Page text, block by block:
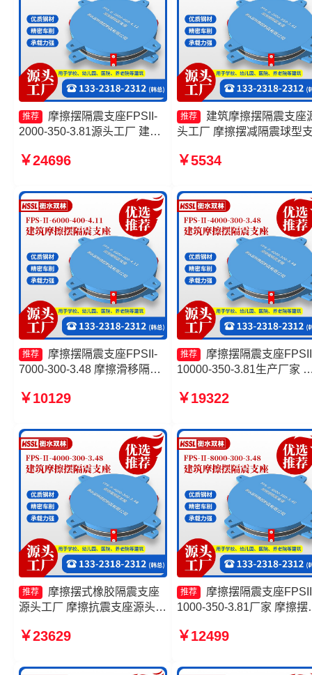
推荐
摩擦摆隔震支座FPSII-
2000-350-3.81源头工厂 建筑
擦摆隔震支座(FPS)生产厂家
￥24696
推荐
建筑摩擦摆隔震支座
头工厂 摩擦摆减隔震球型
FPSII-4000-350-3.81 摩擦
￥5534
推荐
摩擦摆隔震支座FPSII-
7000-300-3.48 摩擦滑移隔震
10000-400-4.11 摩擦摆隔震
头工厂
￥10129
推荐
摩擦摆隔震支座
10000-350-3.81生产厂家
隔震支座FPSII-7000-350-
家
￥19322
推荐
摩擦摆式橡胶隔震支座
源头工厂 摩擦抗震支座源头工
3000-400-4.11生产厂家 摩擦
源头工厂
￥23629
推荐
摩擦摆隔震支座
1000-350-3.81厂家 摩擦摆
生产厂家 摩擦摆隔震支座
擦摆隔震支座FPSII-3000-
￥12499